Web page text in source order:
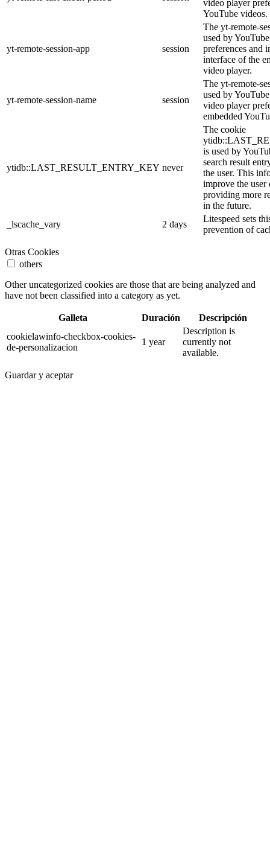
video player
YouTube videos.
yt-remote-session-app session
The yt-remote-
used by
preferences and
interface of the
video player.
yt-remote-session-name session
The yt-remote-
used by
video player
embedded
ytidb::LAST_RESULT_ENTRY_KEY never
The cookie
is used by
search result
the user. This
improve the user
providing more
in the future.
_lscache_vary
2 days
Litespeed sets
prevention of
Otras Cookies
others
Other uncategorized cookies are those that are being analyzed and
have not been classified into a category as yet.
Galleta Duración
Descripción
cookielawinfo-checkbox-cookies-
de-personalizacion
1 year
Description is
currently not
available.
Guardar y aceptar